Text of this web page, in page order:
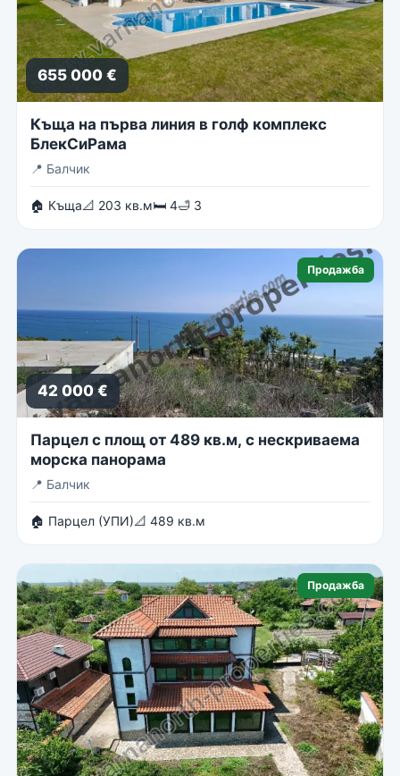
655 000 €
Къща на първа линия в голф комплекс
БлекСиРама
📍 Балчик
🏠 Къща📐 203 кв.м🛏 4🛁 3
Продажба
42 000 €
Парцел с площ от 489 кв.м, с нескриваема
морска панорама
📍 Балчик
🏠 Парцел (УПИ)📐 489 кв.м
Продажба